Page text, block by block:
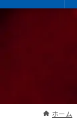
ホーム